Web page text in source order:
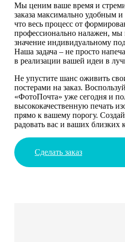
Мы ценим ваше время и
заказа максимально удобным
что весь процесс от
профессионально налажен,
значение индивидуальному
Наша задача – не просто
в реализации вашей идеи в
Не упустите шанс оживить
постерами на заказ.
«ФотоПочта» уже сегодня и
высококачественную печать
прямо к вашему порогу.
радовать вас и ваших близких
Сделать заказ